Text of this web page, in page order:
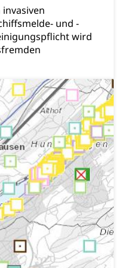
und -
wird